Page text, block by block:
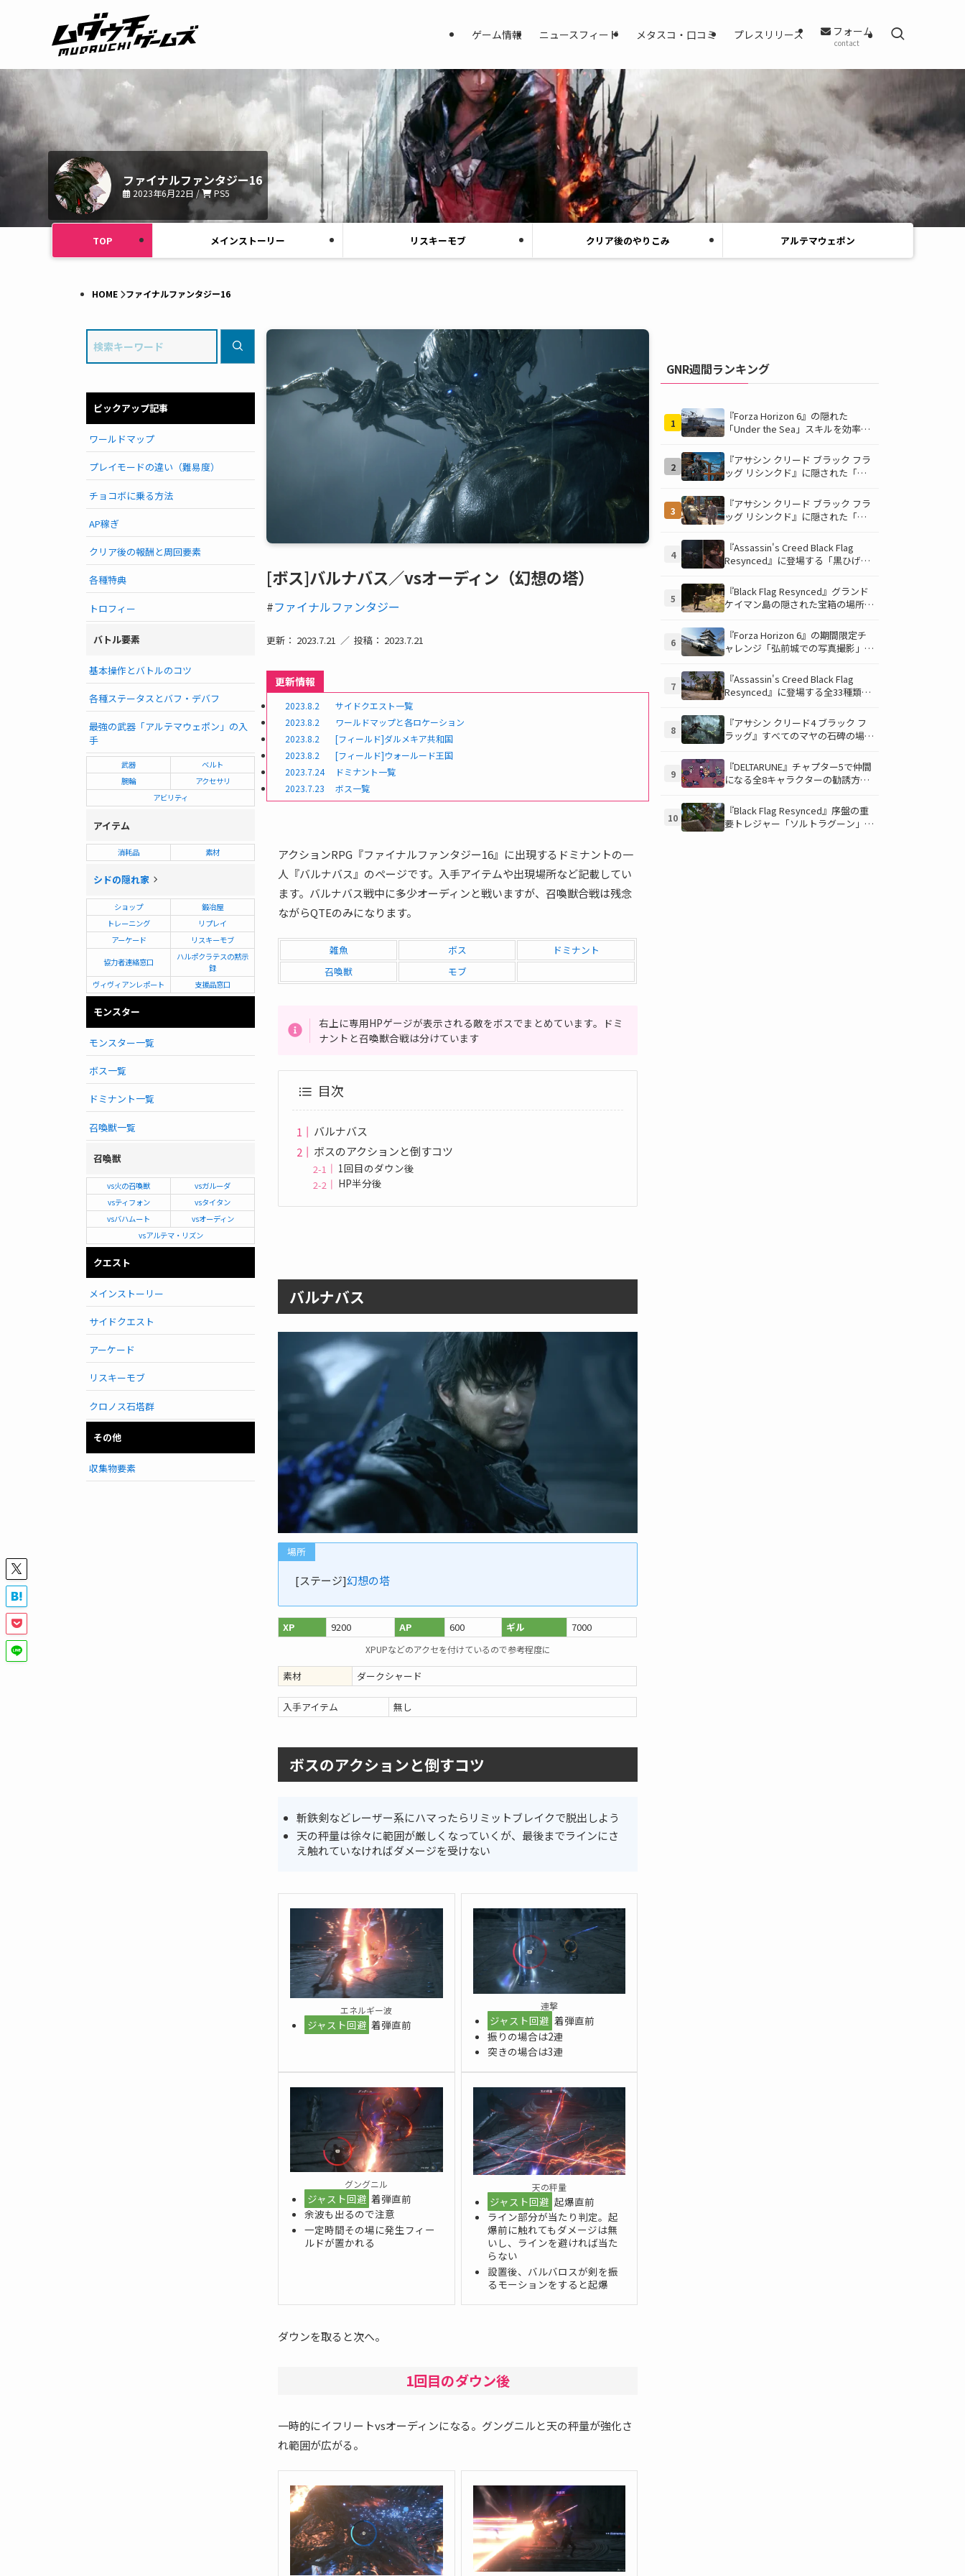
ゲーム情報 ニュースフィード メタスコ・口コミ プレスリリース フォーム
contact
ファイナルファンタジー16
2023年6月22日 / PS5
TOP メインストーリー リスキーモブ クリア後のやりこみ アルテマウェポン
HOME ファイナルファンタジー16
[ボス]バルナバス／vsオーディン（幻想の塔）
#ファイナルファンタジー
更新： 2023.7.21 投稿： 2023.7.21
更新情報
2023.8.2
サイドクエスト一覧
2023.8.2
ワールドマップと各ロケーション
2023.8.2
[フィールド]ダルメキア共和国
2023.8.2
[フィールド]ウォールード王国
2023.7.24
ドミナント一覧
2023.7.23
ボス一覧
アクションRPG『ファイナルファンタジー16』に出現するドミナントの一
人『バルナバス』のページです。入手アイテムや出現場所など記載してい
ます。バルナバス戦中に多少オーディンと戦いますが、召喚獣合戦は残念
ながらQTEのみになります。
雑魚 ボス
ドミナント
召喚獣
モブ
右上に専用HPゲージが表示される敵をボスでまとめています。ドミ
ナントと召喚獣合戦は分けています
目次
バルナバス
ボスのアクションと倒すコツ
1回目のダウン後
HP半分後
バルナバス
場所
[ステージ]幻想の塔
XP 9200 AP 600 ギル 7000
XPUPなどのアクセを付けているので参考程度に
素材 ダークシャード
入手アイテム 無し
ボスのアクションと倒すコツ
斬鉄剣などレーザー系にハマったらリミットブレイクで脱出しよう
天の秤量は徐々に範囲が厳しくなっていくが、最後までラインにさ
え触れていなければダメージを受けない
エネルギー波
ジャスト回避 着弾直前
連撃
ジャスト回避 着弾直前
振りの場合は2連
突きの場合は3連
グングニル
ジャスト回避 着弾直前
余波も出るので注意
一定時間その場に発生フィー
ルドが置かれる
天の秤量
ジャスト回避 起爆直前
ライン部分が当たり判定。起
爆前に触れてもダメージは無
いし、ラインを避ければ当た
らない
設置後、バルバロスが剣を振
るモーションをすると起爆
ダウンを取ると次へ。
1回目のダウン後
一時的にイフリートvsオーディンになる。グングニルと天の秤量が強化さ
れ範囲が広がる。
ピックアップ記事
ワールドマップ
プレイモードの違い（難易度）
チョコボに乗る方法
AP稼ぎ
クリア後の報酬と周回要素
各種特典
トロフィー
バトル要素
基本操作とバトルのコツ
各種ステータスとバフ・デバフ
最強の武器「アルテマウェポン」の入
手
武器
ベルト
腕輪
アクセサリ
アビリティ
アイテム
消耗品 素材
シドの隠れ家
ショップ
鍛冶屋
トレーニング
リプレイ
アーケード
リスキーモブ
協力者連絡窓口
ハルポクラテスの黙示
録
ヴィヴィアンレポート
支援品窓口
モンスター
モンスター一覧
ボス一覧
ドミナント一覧
召喚獣一覧
召喚獣
vs火の召喚獣
vsガルーダ
vsティフォン
vsタイタン
vsバハムート
vsオーディン
vsアルテマ・リズン
クエスト
メインストーリー
サイドクエスト
アーケード
リスキーモブ
クロノス石塔群
その他
収集物要素
GNR週間ランキング
1
『Forza Horizon 6』の隠れた
「Under the Sea」スキルを効率的
の鍵は伊東の海藻養殖場にあり！
2
『アサシン クリード ブラック フラ
ッグ リシンクド』に隠された「黒
底洞窟の危険を乗り越え、伝説の報
酬を手に入れよう
3
『アサシン クリード ブラック フラ
ッグ リシンクド』に隠された「修
説！伝説のアイテムや新衣装を手に
入れるための「地図の断片」入手方
法と修復のコツを紹介！
4
『Assassin's Creed Black Flag
Resynced』に登場する「黒ひげの
説！隠された財宝を見つけよう！
5
『Black Flag Resynced』グランド
ケイマン島の隠された宝箱の場所を
ト」でしか到達できないお宝も明ら
かに
6
『Forza Horizon 6』の期間限定チ
ャレンジ「弘前城での写真撮影」攻
で日本の名城を駆け巡り、特別な報
酬を手に入れよう！
7
『Assassin's Creed Black Flag
Resynced』に登場する全33種類の
イルを自由にカスタマイズ！
8
『アサシン クリード4 ブラック フ
ラッグ』すべてのマヤの石碑の場所
ヤの衣装を入手して海賊ライフを有
利に進めよう！
9
『DELTARUNE』チャプター5で仲間
になる全8キャラクターの勧誘方法
スト攻略ガイド
10
『Black Flag Resynced』序盤の重
要トレジャー「ソルトラグーン」の